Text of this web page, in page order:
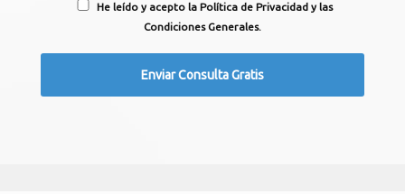
He leído y acepto la Política de Privacidad y las
Condiciones Generales.